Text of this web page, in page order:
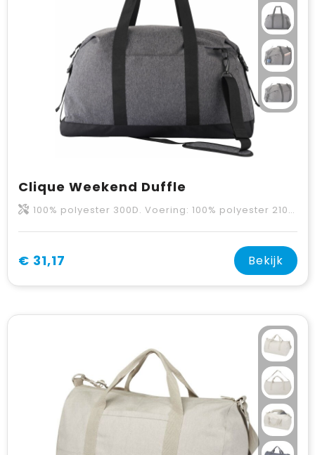
Clique Weekend Duffle
100% polyester 300D. Voering: 100% polyester 210D met PU versteviging. Onderkant: 100% polyester 1680D.
€ 31,17 Bekijk